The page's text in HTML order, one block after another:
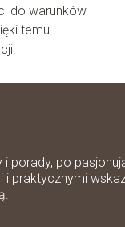
do warunków
temu
porady, po
praktycznymi